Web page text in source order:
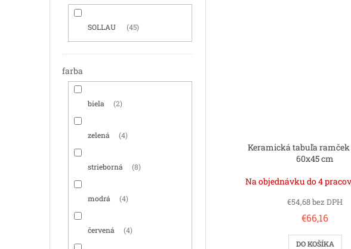
SOLLAU 45
farba
biela 2
zelená 4
strieborná 8
modrá 4
červená 4
Keramická tabuľa ramček
60x45 cm
Na objednávku do 4
€54,68 bez DPH
€66,16
DO KOŠÍKA